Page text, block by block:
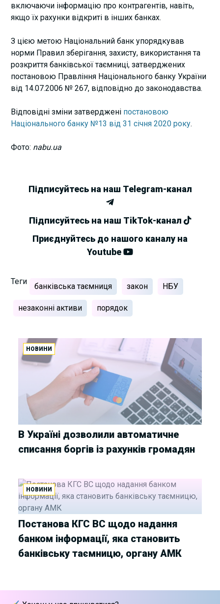
включаючи інформацію про контрагентів, навіть,
якщо їх рахунки відкриті в інших банках.
З цією метою Національний банк упорядкував
норми Правил зберігання, захисту, використання та
розкриття банківської таємниці, затверджених
постановою Правління Національного банку України
від 14.07.2006 № 267, відповідно до законодавства.
Відповідні зміни затверджені постановою
Національного банку №13 від 31 січня 2020 року.
Фото: nabu.ua
Підписуйтесь на наш Telegram-канал
Підписуйтесь на наш TikTok-канал
Приєднуйтесь до нашого каналу на
Youtube
Теги
банківська таємниця закон НБУ
незаконні активи порядок
НОВИНИ
В Україні дозволили автоматичне
списання боргів із рахунків громадян
НОВИНИ
Постанова КГС ВС щодо надання
банком інформації, яка становить
банківську таємницю, органу АМК